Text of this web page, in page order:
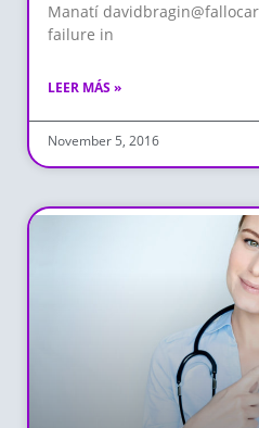
Manatí
failure in
LEER MÁS »
November 5, 2016